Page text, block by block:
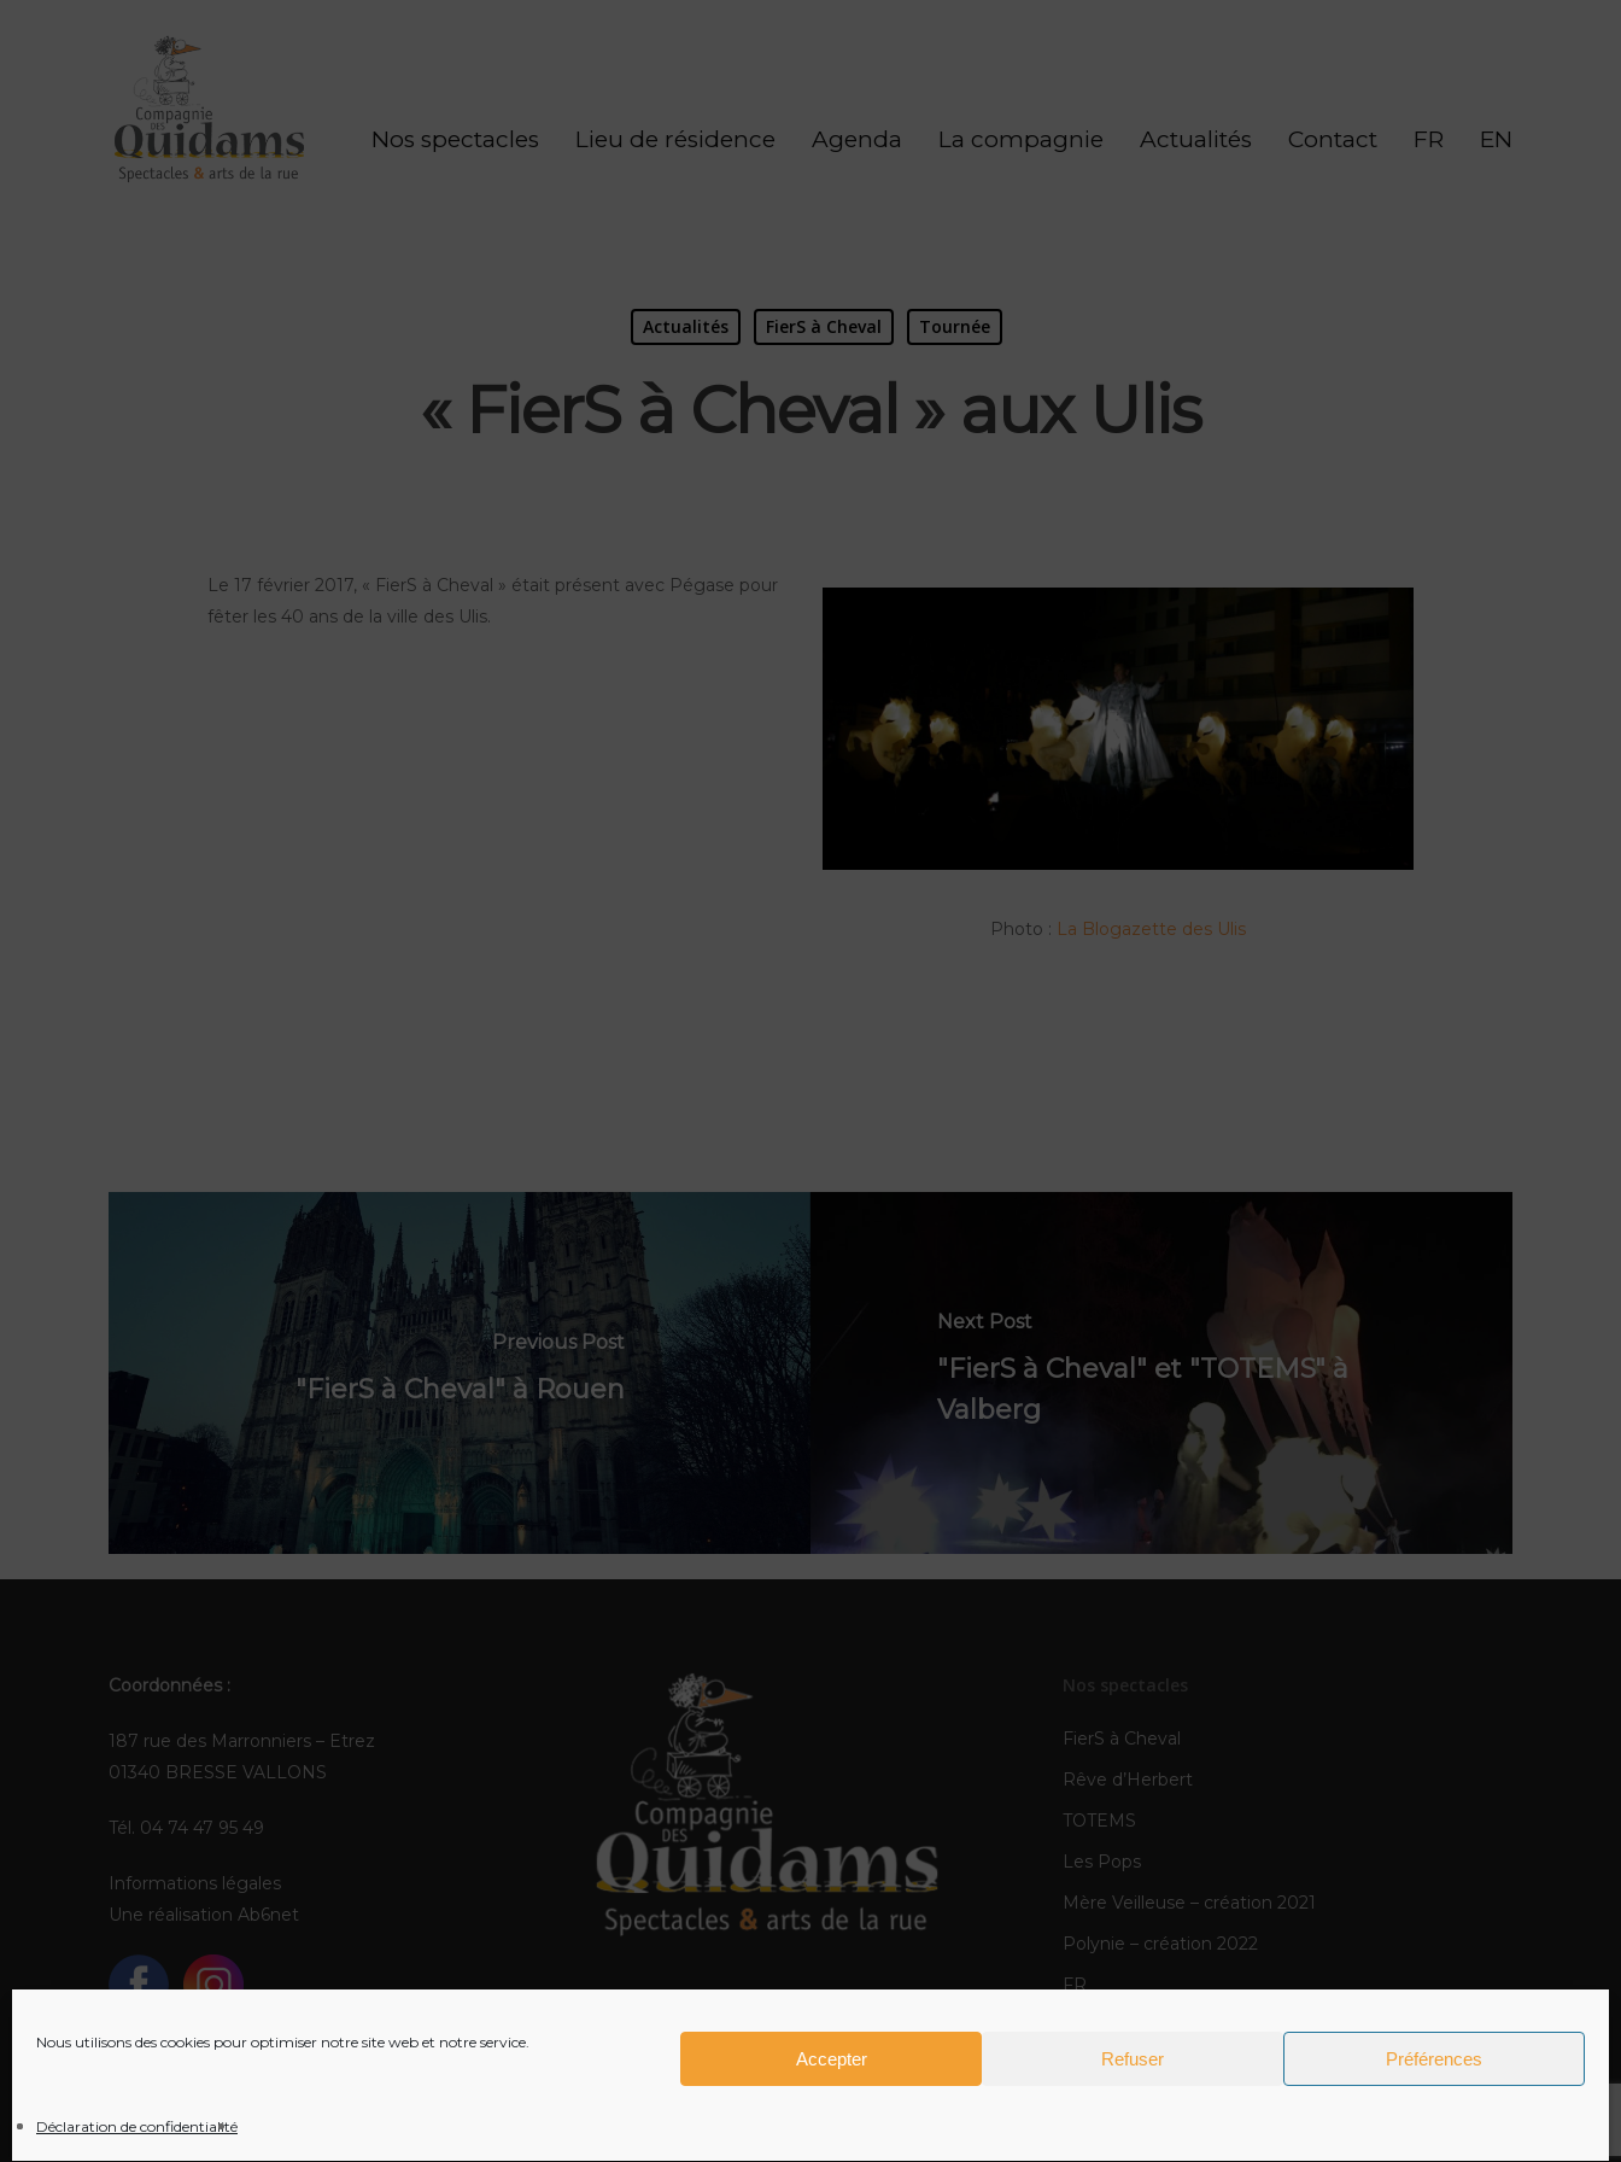
Nous utilisons des cookies pour optimiser notre site web et notre service.
Accepter Refuser Préférences
Déclaration de confidentialité
Nos spectacles Lieu de résidence Agenda La compagnie Actualités Contact FR EN
Actualités FierS à Cheval Tournée
« FierS à Cheval » aux Ulis
Le 17 février 2017, « FierS à Cheval » était présent avec Pégase pour
fêter les 40 ans de la ville des Ulis.
Photo : La Blogazette des Ulis
Previous Post
"FierS à Cheval" à Rouen
Next Post
"FierS à Cheval" et "TOTEMS" à
Valberg
Coordonnées :
187 rue des Marronniers – Etrez
01340 BRESSE VALLONS
Tél. 04 74 47 95 49
Informations légales
Une réalisation Ab6net
Nos spectacles
FierS à Cheval
Rêve d’Herbert
TOTEMS
Les Pops
Mère Veilleuse – création 2021
Polynie – création 2022
FR